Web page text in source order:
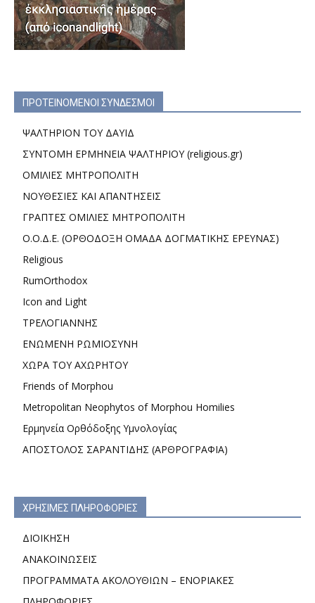
ΠΡΟΤΕΙΝΟΜΕΝΟΙ ΣΥΝΔΕΣΜΟΙ
ΨΑΛΤΗΡΙΟΝ ΤΟΥ ΔΑΥΙΔ
ΣΥΝΤΟΜΗ ΕΡΜΗΝΕΙΑ ΨΑΛΤΗΡΙΟΥ (religious.gr)
ΟΜΙΛΙΕΣ ΜΗΤΡΟΠΟΛΙΤΗ
ΝΟΥΘΕΣΙΕΣ ΚΑΙ ΑΠΑΝΤΗΣΕΙΣ
ΓΡΑΠΤΕΣ ΟΜΙΛΙΕΣ ΜΗΤΡΟΠΟΛΙΤΗ
Ο.Ο.Δ.Ε. (ΟΡΘΟΔΟΞΗ ΟΜΑΔΑ ΔΟΓΜΑΤΙΚΗΣ ΕΡΕΥΝΑΣ)
Religious
RumOrthodox
Icon and Light
ΤΡΕΛΟΓΙΑΝΝΗΣ
ΕΝΩΜΕΝΗ ΡΩΜΙΟΣΥΝΗ
ΧΩΡΑ ΤΟΥ ΑΧΩΡΗΤΟΥ
Friends of Morphou
Metropolitan Neophytos of Morphou Homilies
Ερμηνεία Ορθόδοξης Υμνολογίας
ΑΠΟΣΤΟΛΟΣ ΣΑΡΑΝΤΙΔΗΣ (ΑΡΘΡΟΓΡΑΦΙΑ)
ΧΡΗΣΙΜΕΣ ΠΛΗΡΟΦΟΡΙΕΣ
ΔΙΟΙΚΗΣΗ
ΑΝΑΚΟΙΝΩΣΕΙΣ
ΠΡΟΓΡΑΜΜΑΤΑ ΑΚΟΛΟΥΘΙΩΝ – ΕΝΟΡΙΑΚΕΣ